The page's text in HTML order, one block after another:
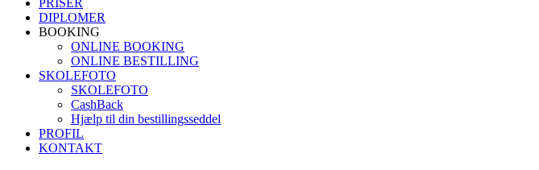
DIPLOMER
BOOKING
ONLINE BOOKING
ONLINE BESTILLING
SKOLEFOTO
SKOLEFOTO
CashBack
Hjælp til din bestillingsseddel
PROFIL
KONTAKT